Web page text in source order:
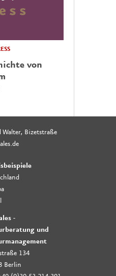
von
Bizetstraße
-
und
134
Berlin